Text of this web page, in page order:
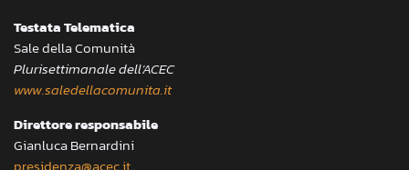
Testata Telematica
Sale della Comunità
Plurisettimanale dell’ACEC
www.saledellacomunita.it
Direttore responsabile
Gianluca Bernardini